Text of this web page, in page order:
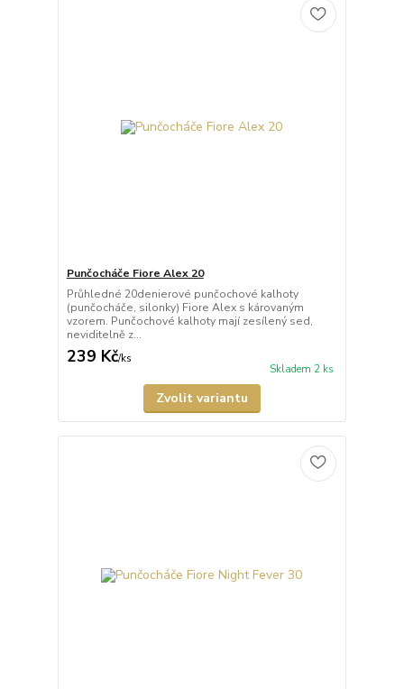
Punčocháče Fiore Alex 20
Průhledné 20denierové punčochové kalhoty
(punčocháče, silonky) Fiore Alex s károvaným
vzorem. Punčochové kalhoty mají zesílený sed,
neviditelně z...
239 Kč/ks
Skladem 2 ks
Zvolit variantu